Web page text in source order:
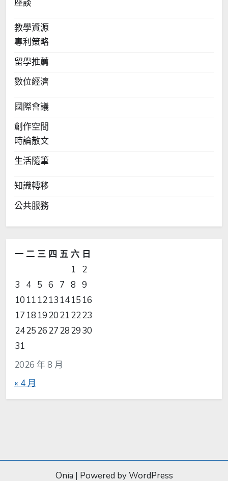
座談
教學資源
專利策略
留學推薦
數位經濟
國際會議
創作空間
時論散文
生活隨筆
知識轉移
公共服務
2026 年 8 月
一 二 三 四 五 六 日
1
2
3
4 5 6 7 8 9
10 11 1213 1415 16
17 18 1920212223
24252627282930
31
« 4 月
Onia | Powered by WordPress